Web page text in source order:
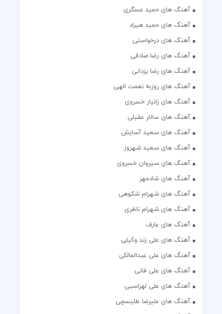
آهنگ های حمید عسگری
آهنگ های حمید هیراد
آهنگ های درخواستی
آهنگ های رضا صادقی
آهنگ های رضا یزدانی
آهنگ های روزبه نعمت الهی
آهنگ های زانیار خسروی
آهنگ های سالار عقیلی
آهنگ های سعید آسایش
آهنگ های سعید شهروز
آهنگ های سیروان خسروی
آهنگ های شادمهر
آهنگ های شهرام شکوهی
آهنگ های شهرام ناظری
آهنگ های عارف
آهنگ های علی زند وکیلی
آهنگ های علی عبدالمالکی
آهنگ های علی فانی
آهنگ های علی لهراسبی
آهنگ های علیرضا طلیسچی